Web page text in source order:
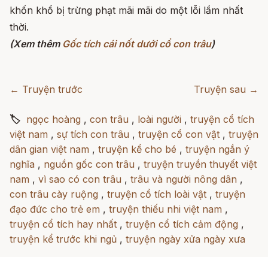
khốn khổ bị trừng phạt mãi mãi do một lỗi lầm nhất
thời.
(Xem thêm Gốc tích cái nốt dưới cổ con trâu)
← Truyện trước Truyện sau →
🏷 ngọc hoàng , con trâu , loài người , truyện cổ tích
việt nam , sự tích con trâu , truyện cổ con vật , truyện
dân gian việt nam , truyện kể cho bé , truyện ngắn ý
nghĩa , nguồn gốc con trâu , truyện truyền thuyết việt
nam , vì sao có con trâu , trâu và người nông dân ,
con trâu cày ruộng , truyện cổ tích loài vật , truyện
đạo đức cho trẻ em , truyện thiếu nhi việt nam ,
truyện cổ tích hay nhất , truyện cổ tích cảm động ,
truyện kể trước khi ngủ , truyện ngày xửa ngày xưa